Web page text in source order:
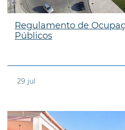
Regulamento de
Públicos
29 jul